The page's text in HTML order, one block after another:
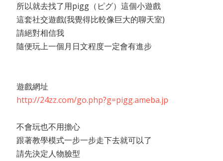
所以就去找了用pigg（ピグ）這個小遊戲
這套社交遊戲(我覺得比較像巨大的聊天室)
請絕對相信我
隨便玩上一個月日文程度一定會有進步
遊戲網址
http://24zz.com/go.php?g=pigg.ameba.jp
不會玩也不用擔心
跟著教學模式一步一步走下去就可以了
請先決定人物臉型